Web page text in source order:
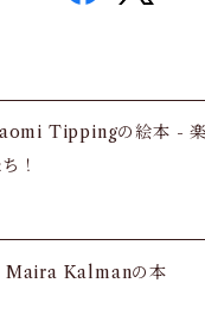
Tippingの絵本 - 楽
！
Kalmanの本